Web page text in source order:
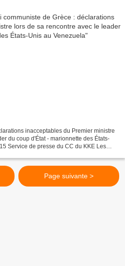
inacceptables du Premier ministre
du coup d'État - marionnette des États-
Service de presse du CC du KKE Les
Page suivante >